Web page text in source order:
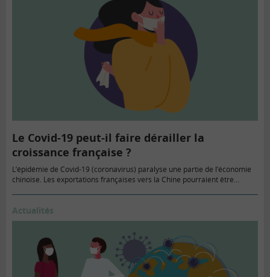
Le Covid-19 peut-il faire dérailler la
croissance française ?
L’épidémie de Covid-19 (coronavirus) paralyse une partie de l’économie
chinoise. Les exportations françaises vers la Chine pourraient être…
Actualités